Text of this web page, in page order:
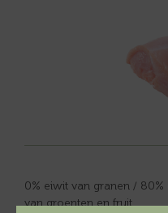
0% eiwit van granen /
van groenten en fruit